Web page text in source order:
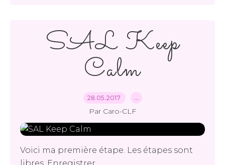
SAL Keep
Calm
28.05.2017 …
Par Caro-CLF
Voici ma première étape. Les étapes sont